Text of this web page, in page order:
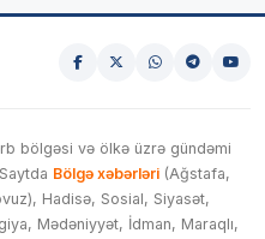
bölgəsi və ölkə üzrə gündəmi
Bölgə xəbərləri (Ağstafa,
Hadisə, Sosial, Siyasət,
Mədəniyyət, İdman, Maraqlı,